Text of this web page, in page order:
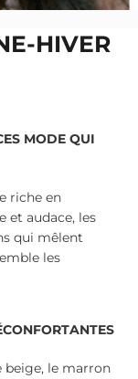
HIVER
MODE QUI
riche en
et audace, les
qui mêlent
les
beige, le marron